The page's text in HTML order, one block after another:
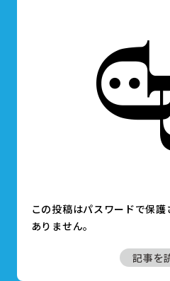
この投稿はパスワードで保
ありません。
記事を